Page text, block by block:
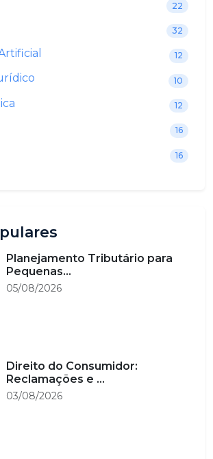
22
32
12
10
12
16
16
Planejamento Tributário para
Pequenas...
05/08/2026
Direito do Consumidor:
Reclamações e ...
03/08/2026